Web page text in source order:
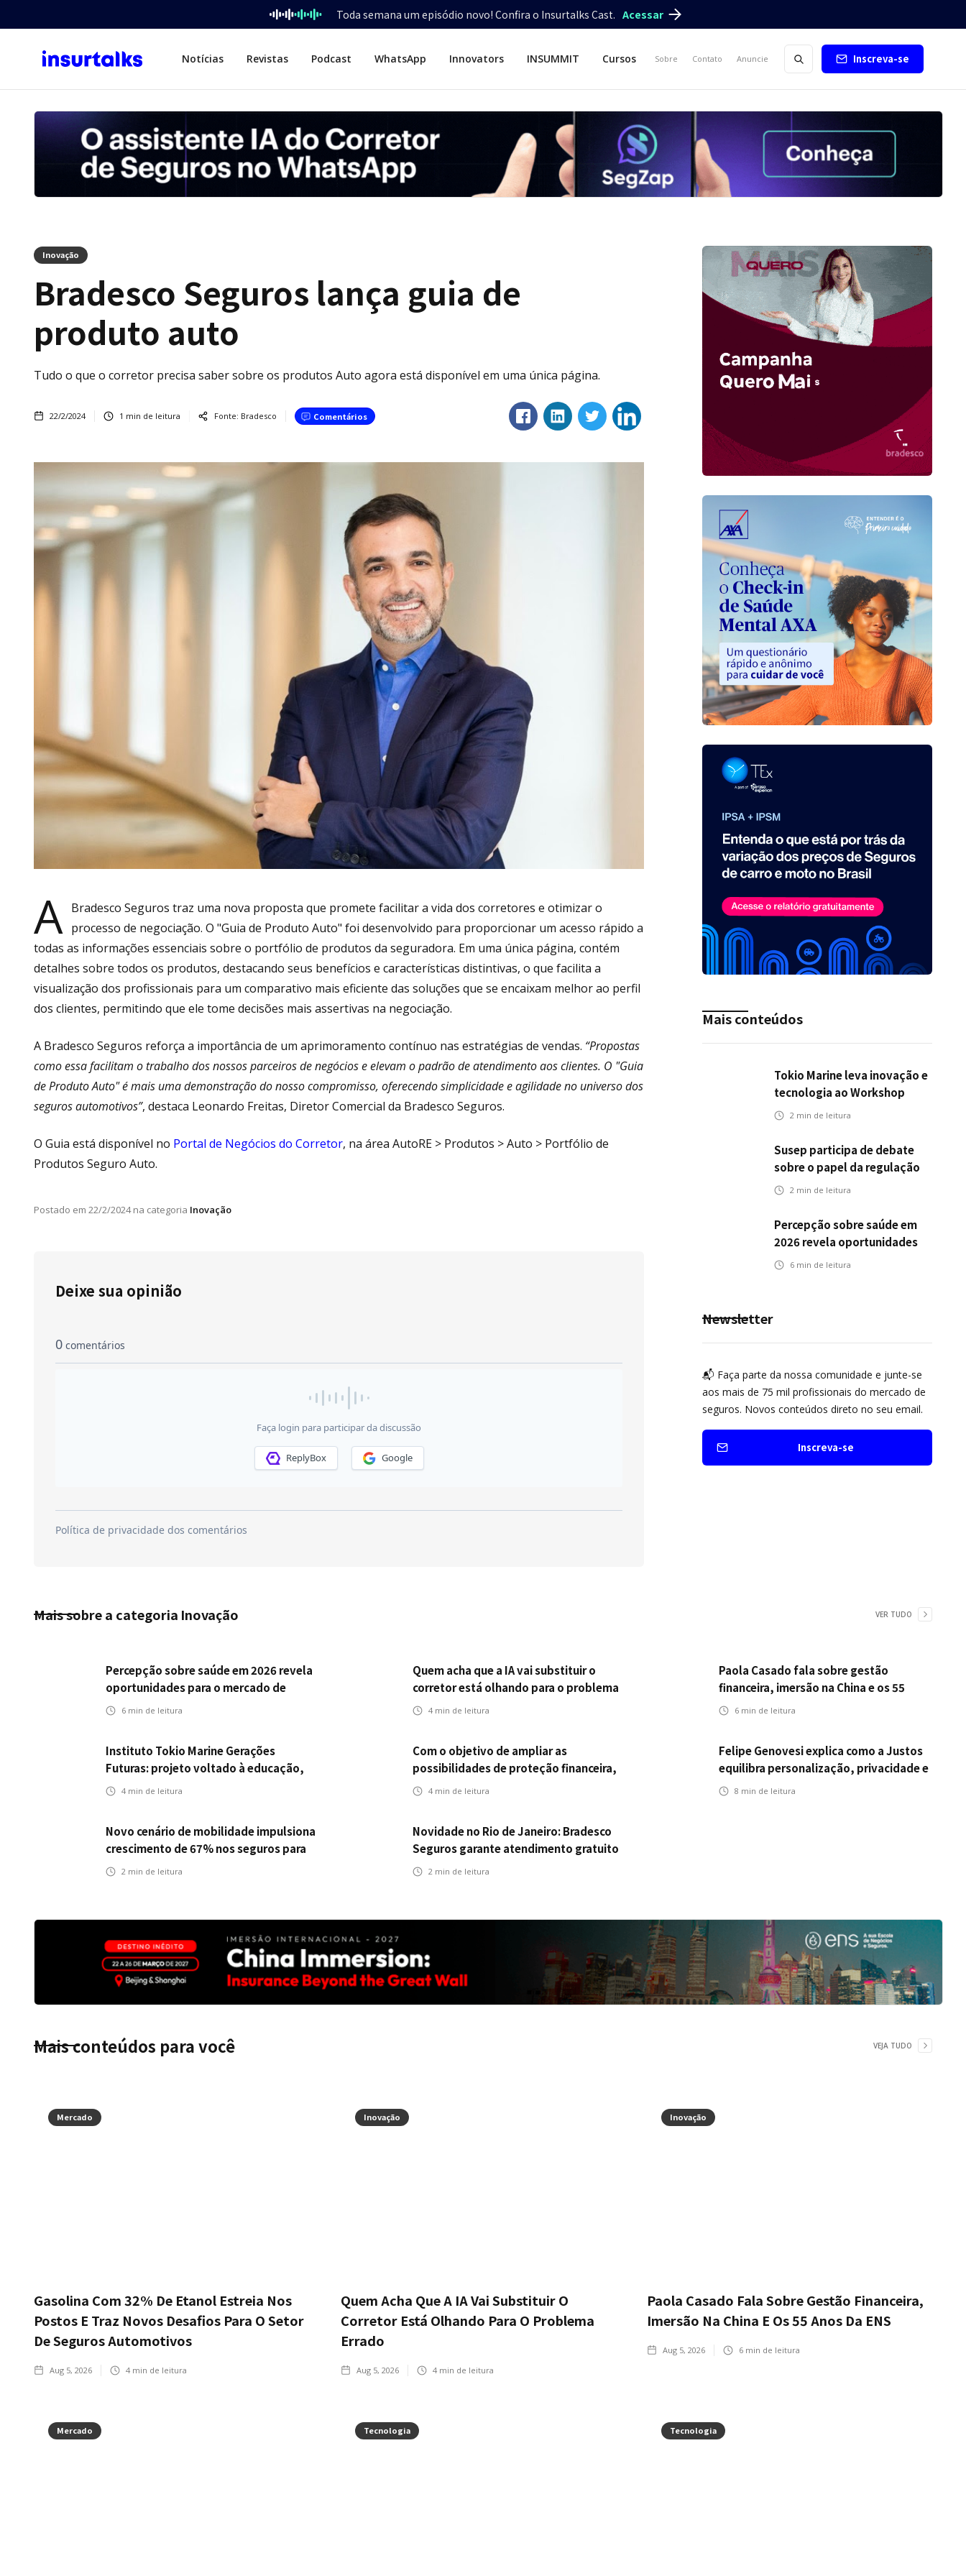
Toda semana um episódio novo! Confira o Insurtalks Cast. Acessar
Notícias Revistas Podcast WhatsApp Innovators INSUMMIT Cursos Sobre Contato Anuncie Inscreva-se
Inovação
Bradesco Seguros lança guia de
produto auto
Tudo o que o corretor precisa saber sobre os produtos Auto agora está disponível em uma única página.
22/2/2024 1 min de leitura Fonte: Bradesco Comentários
A Bradesco Seguros traz uma nova proposta que promete facilitar a vida dos corretores e otimizar o
processo de negociação. O "Guia de Produto Auto" foi desenvolvido para proporcionar um acesso rápido a
todas as informações essenciais sobre o portfólio de produtos da seguradora. Em uma única página, contém
detalhes sobre todos os produtos, destacando seus benefícios e características distintivas, o que facilita a
visualização dos profissionais para um comparativo mais eficiente das soluções que se encaixam melhor ao perfil
dos clientes, permitindo que ele tome decisões mais assertivas na negociação.
A Bradesco Seguros reforça a importância de um aprimoramento contínuo nas estratégias de vendas. “Propostas
como essa facilitam o trabalho dos nossos parceiros de negócios e elevam o padrão de atendimento aos clientes. O "Guia
de Produto Auto" é mais uma demonstração do nosso compromisso, oferecendo simplicidade e agilidade no universo dos
seguros automotivos”, destaca Leonardo Freitas, Diretor Comercial da Bradesco Seguros.
O Guia está disponível no Portal de Negócios do Corretor, na área AutoRE > Produtos > Auto > Portfólio de
Produtos Seguro Auto.
Postado em 22/2/2024na categoria Inovação
Deixe sua opinião
Mais conteúdos
Tokio Marine leva inovação e
tecnologia ao Workshop
Integrativo da Poli-USP
2 min de leitura
Susep participa de debate
sobre o papel da regulação
na transição climática
2 min de leitura
Percepção sobre saúde em
2026 revela oportunidades
para o mercado de seguros
6 min de leitura
Newsletter
📬 Faça parte da nossa comunidade e junte-se
aos mais de 75 mil profissionais do mercado de
seguros. Novos conteúdos direto no seu email.
Inscreva-se
Mais sobre a categoria Inovação VER TUDO
Percepção sobre saúde em 2026 revela
oportunidades para o mercado de
seguros ampliar cobertura e prevenção
6 min de leitura
Quem acha que a IA vai substituir o
corretor está olhando para o problema
errado
4min de leitura
Paola Casado fala sobre gestão
financeira, imersão na China e os 55
anos da ENS
6 min de leitura
Instituto Tokio Marine Gerações
Futuras: projeto voltado à educação,
leitura e empregabilidade
4 min de leitura
Com o objetivo de ampliar as
possibilidades de proteção financeira,
Icatu Seguros eleva capital segurado
4min de leitura
Felipe Genovesi explica como a Justos
equilibra personalização, privacidade e
tecnologia
8 min de leitura
Novo cenário de mobilidade impulsiona
crescimento de 67% nos seguros para
veículos elétricos da Bradesco Seguros
2 min de leitura
Novidade no Rio de Janeiro: Bradesco
Seguros garante atendimento gratuito
na Ponte Rio-Niterói
2 min de leitura
Mais conteúdos para você VEJA TUDO
Mercado
Gasolina Com 32% De Etanol Estreia Nos
Postos E Traz Novos Desafios Para O Setor
De Seguros Automotivos
Aug 5, 2026 4 min de leitura
Inovação
Quem Acha Que A IA Vai Substituir O
Corretor Está Olhando Para O Problema
Errado
Aug 5, 2026 4min de leitura
Inovação
Paola Casado Fala Sobre Gestão Financeira,
Imersão Na China E Os 55 Anos Da ENS
Aug 5, 2026 6 min de leitura
Mercado Tecnologia Tecnologia